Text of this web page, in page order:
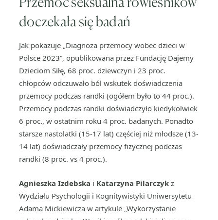
doczekała się badań
Jak pokazuje „Diagnoza przemocy wobec dzieci w
Polsce 2023”, opublikowana przez Fundację Dajemy
Dzieciom Siłę, 68 proc. dziewczyn i 23 proc.
chłopców odczuwało ból wskutek doświadczenia
przemocy podczas randki (ogółem było to 44 proc.).
Przemocy podczas randki doświadczyło kiedykolwiek
6 proc., w ostatnim roku 4 proc. badanych. Ponadto
starsze nastolatki (15-17 lat) częściej niż młodsze (13-
14 lat) doświadczały przemocy fizycznej podczas
randki (8 proc. vs 4 proc.).
Agnieszka Izdebska i Katarzyna Pilarczyk z
Wydziału Psychologii i Kognitywistyki Uniwersytetu
Adama Mickiewicza w artykule „Wykorzystanie